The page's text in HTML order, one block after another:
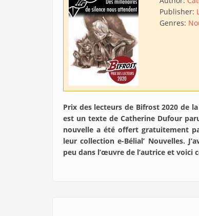
Publisher:
Genres:
Prix des lecteurs de Bifrost 2020 de
est un texte de Catherine Dufour
nouvelle a été offert gratuitement
leur collection e-Bélial’ Nouvelles.
peu dans l’œuvre de l’autrice et voici